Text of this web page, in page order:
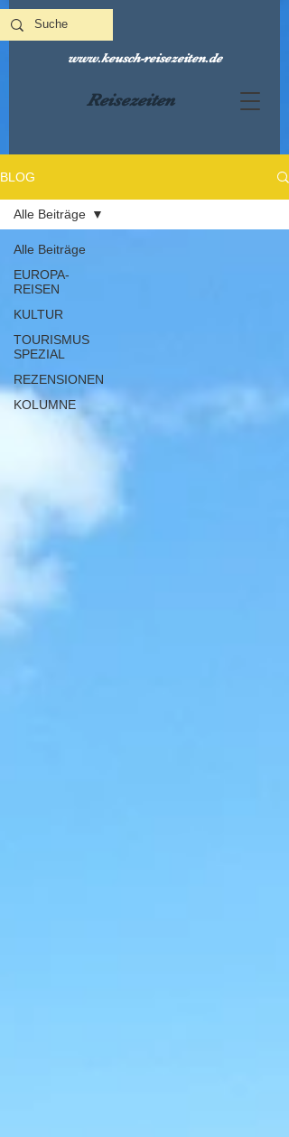
Reisezeiten
www.keusch-reisezeiten.de
BLOG
Alle Beiträge
EUROPA-
REISEN
KULTUR
TOURISMUS
SPEZIAL
REZENSIONEN
KOLUMNE
Alle Beiträge